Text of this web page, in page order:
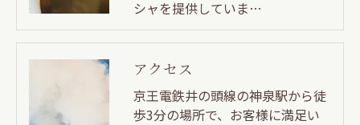
シャを提供していま…
アクセス
京王電鉄井の頭線の神泉駅から徒
歩3分の場所で、お客様に満足い